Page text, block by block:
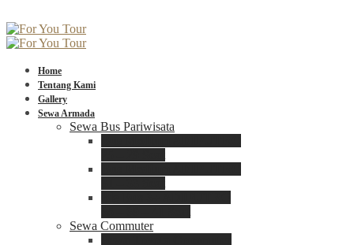
Home
Tentang Kami
Gallery
Sewa Armada
Sewa Bus Pariwisata
Sewa Commuter